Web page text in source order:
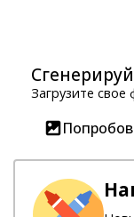
Загрузите свое